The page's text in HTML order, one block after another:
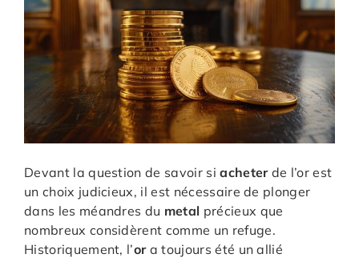
Devant la question de savoir siacheterde l’or est
un choix judicieux, il est nécessaire de plonger
dans les méandres du metal précieux que
nombreux considèrent comme un refuge.
Historiquement, l’ora toujours été un allié